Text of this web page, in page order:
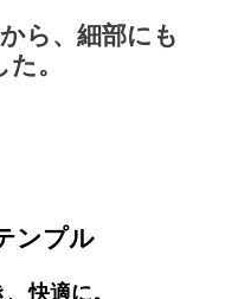
ら、細部にも
。
ンプル
快適に。